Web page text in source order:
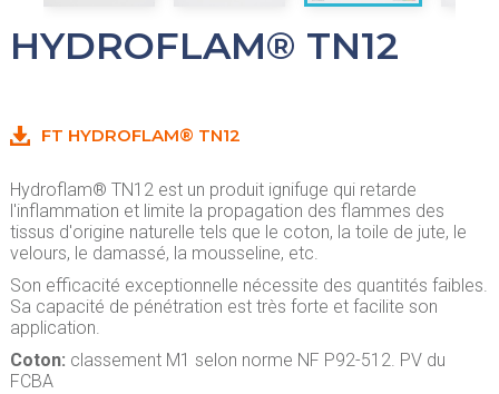
HYDROFLAM® TN12
FT HYDROFLAM® TN12
Hydroflam® TN12 est un produit ignifuge qui retarde
l'inflammation et limite la propagation des flammes des
tissus d'origine naturelle tels que le coton, la toile de jute, le
velours, le damassé, la mousseline, etc.
Son efficacité exceptionnelle nécessite des quantités faibles.
Sa capacité de pénétration est très forte et facilite son
application.
Coton: classement M1 selon norme NF P92-512. PV du
FCBA